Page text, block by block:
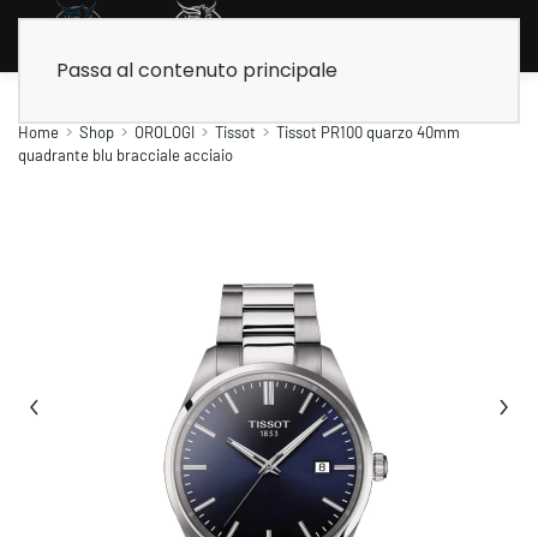
Passa al contenuto principale
Home Shop OROLOGI Tissot
Tissot PR100 quarzo 40mm
quadrante blu bracciale acciaio